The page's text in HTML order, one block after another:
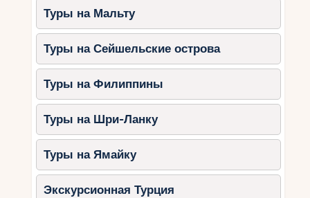
Туры на Мальту
Туры на Сейшельские острова
Туры на Филиппины
Туры на Шри-Ланку
Туры на Ямайку
Экскурсионная Турция